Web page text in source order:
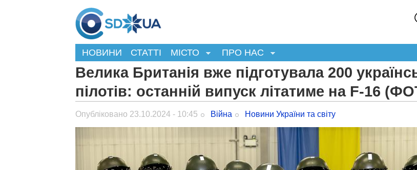
НОВИНИ СТАТТІ МІСТО ПРО НАС
Велика Британія вже підготувала 200
пілотів: останній випуск літатиме на F-16
Опубліковано 23.10.2024 - 10:45 Війна Новини України та світу